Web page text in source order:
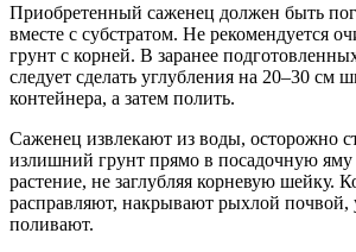
Приобретенный саженец должен быть
вместе с субстратом. Не рекомендуется
грунт с корней. В заранее
следует сделать углубления на 20–30 см
контейнера, а затем полить.
Саженец извлекают из воды, осторожно
излишний грунт прямо в посадочную
растение, не заглубляя корневую шейку.
расправляют, накрывают рыхлой почвой,
поливают.